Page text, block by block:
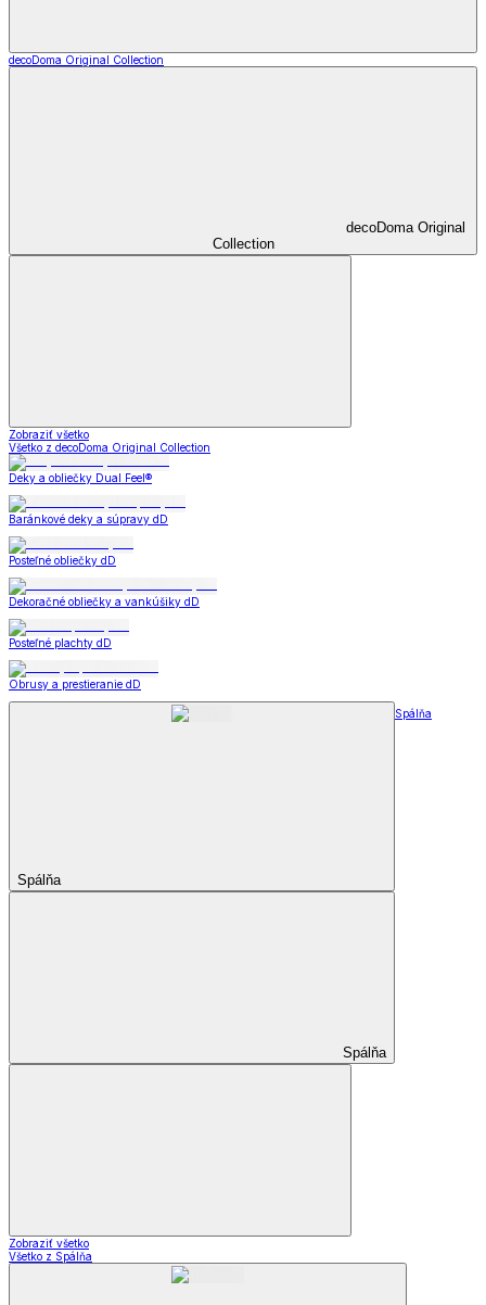
decoDoma Original Collection
decoDoma Original
Collection
Zobraziť všetko
Všetko z decoDoma Original Collection
Deky a obliečky Dual Feel®
Baránkové deky a súpravy dD
Posteľné obliečky dD
Dekoračné obliečky a vankúšiky dD
Posteľné plachty dD
Obrusy a prestieranie dD
Spálňa
Spálňa
Spálňa
Zobraziť všetko
Všetko z Spálňa